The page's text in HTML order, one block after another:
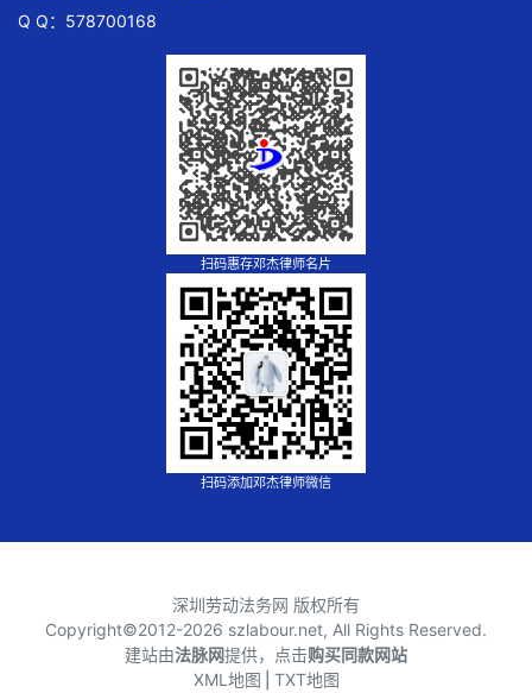
Q Q：578700168
扫码惠存邓杰律师名片
扫码添加邓杰律师微信
深圳劳动法务网 版权所有
Copyright©2012-2026 szlabour.net, All Rights Reserved.
建站由法脉网提供，点击购买同款网站
XML地图 TXT地图